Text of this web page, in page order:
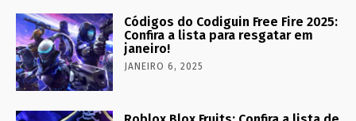
Códigos do Codiguin Free Fire 2025:
Confira a lista para resgatar em
janeiro!
JANEIRO 6, 2025